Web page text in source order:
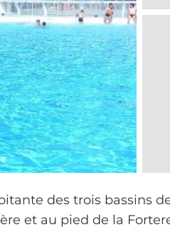
des trois bassins
et au pied de la